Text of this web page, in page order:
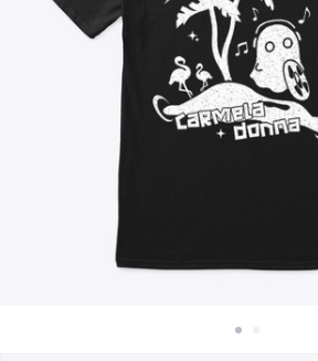
Venda em todo lugar
Venda qualquer coisa